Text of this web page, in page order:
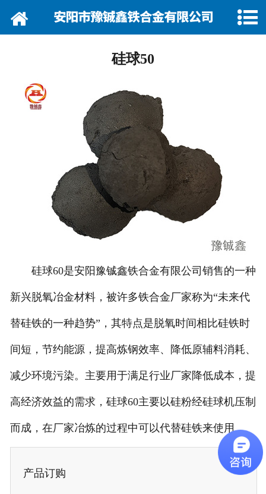
网站首页
产品行情
营销网络
在线留言
硅球50
硅球60是安阳豫铖鑫铁合金有限公司销售的一种
新兴脱氧冶金材料，被许多铁合金厂家称为“未来代
替硅铁的一种趋势”，其特点是脱氧时间相比硅铁时
间短，节约能源，提高炼钢效率、降低原辅料消耗、
减少环境污染。主要用于满足行业厂家降低成本，提
高经济效益的需求，硅球60主要以硅粉经硅球机压制
而成，在厂家冶炼的过程中可以代替硅铁来使用。
产品订购